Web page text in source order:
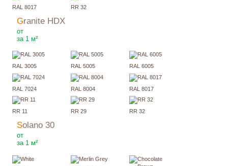
RAL 8017 RR 32
Granite HDX
от
за 1 м²
RAL 3005 RAL 5005 RAL 6005
RAL 7024 RAL 8004 RAL 8017
RR 11 RR 29 RR 32
Solano 30
от
за 1 м²